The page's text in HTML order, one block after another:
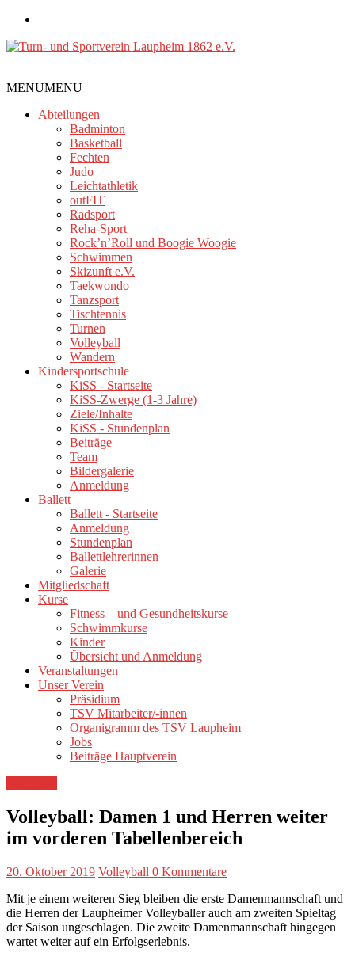
Zum
springen
und
Sportverein
Laupheim
MENUMENU
Abteilungen
Badminton
Basketball
Fechten
Judo
Leichtathletik
outFIT
Radsport
Reha-Sport
Rock’n’Roll und Boogie Woogie
Schwimmen
Skizunft e.V.
Taekwondo
Tanzsport
Tischtennis
Turnen
Volleyball
Wandern
Kindersportschule
KiSS - Startseite
KiSS-Zwerge (1-3 Jahre)
Ziele/Inhalte
KiSS - Stundenplan
Beiträge
Team
Bildergalerie
Anmeldung
Ballett
Ballett - Startseite
Anmeldung
Stundenplan
Ballettlehrerinnen
Galerie
Mitgliedschaft
Kurse
Fitness – und Gesundheitskurse
Schwimmkurse
Kinder
Übersicht und Anmeldung
Veranstaltungen
Unser Verein
Präsidium
TSV Mitarbeiter/-innen
Organigramm des TSV Laupheim
Jobs
Beiträge Hauptverein
Volleyball: Damen 1 und Herren weiter
im vorderen Tabellenbereich
20. Oktober 2019 Volleyball 0 Kommentare
Mit je einem weiteren Sieg bleiben die erste Damenmannschaft und
die Herren der Laupheimer Volleyballer auch am zweiten Spieltag
der Saison ungeschlagen. Die zweite Damenmannschaft hingegen
wartet weiter auf ein Erfolgserlebnis.